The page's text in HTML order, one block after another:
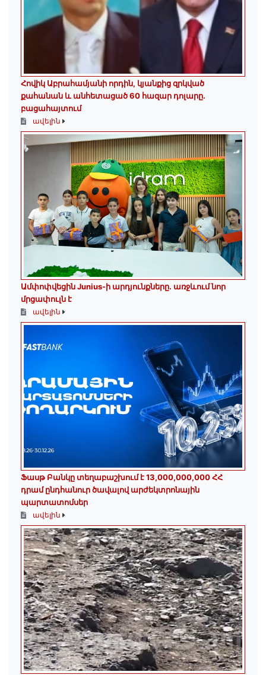
Հովիկ Աբրահամյանի որդին, կյանքից զրկված
քահանան և անհետացած 60 հազար դոլարը․
բացահայտում
ավելին
Ամփոփվեցին Junius-ի արդյունքները․ առջևում նոր
մրցափուլն է
ավելին
Ֆասթ Բանկը տեղաբաշխում է 13,000,000,000 ՀՀ
դրամ ընդհանուր ծավալով արժեկտրոնային
պարտատոմսեր
ավելին